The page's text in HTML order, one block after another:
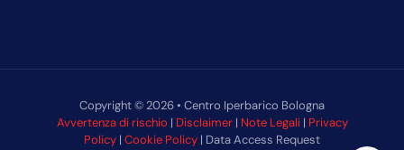
Copyright © 2026 • Centro Iperbarico Bologna
Avvertenza di rischio | Disclaimer| Note Legali| Privacy
Policy | Cookie Policy | Data Access Request